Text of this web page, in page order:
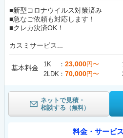
■新型コロナウイルス対策済み
■急なご依頼も対応します！
■クレカ決済OK！
カスミサービス...
基本料金 1K 23,000円〜
2LDK
70,000円〜
ネットで見積・
相談する （無料）
料金・サービ